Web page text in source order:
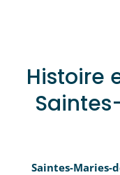
Histoire
Saintes-Maries-